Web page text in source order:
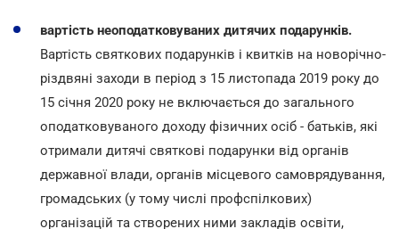
вартість неоподатковуваних дитячих подарунків.
Вартість святкових подарунків і квитків на новорічно-
різдвяні заходи в період з 15 листопада 2019 року до
15 січня 2020 року не включається до загального
оподатковуваного доходу фізичних осіб - батьків, які
отримали дитячі святкові подарунки від органів
державної влади, органів місцевого самоврядування,
громадських (у тому числі профспілкових)
організацій та створених ними закладів освіти,